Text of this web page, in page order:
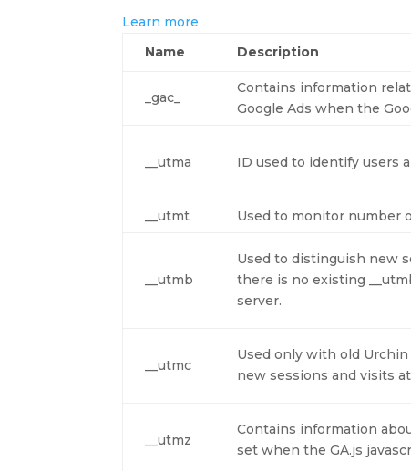
Learn more
Name
Description
_gac_
Contains information
Google Ads when the
__utma ID used to identify users
__utmt
Used to monitor number
__utmb
Used to distinguish new
there is no existing
server.
__utmc
Used only with old
new sessions and visits
__utmz
Contains information
set when the GA.js